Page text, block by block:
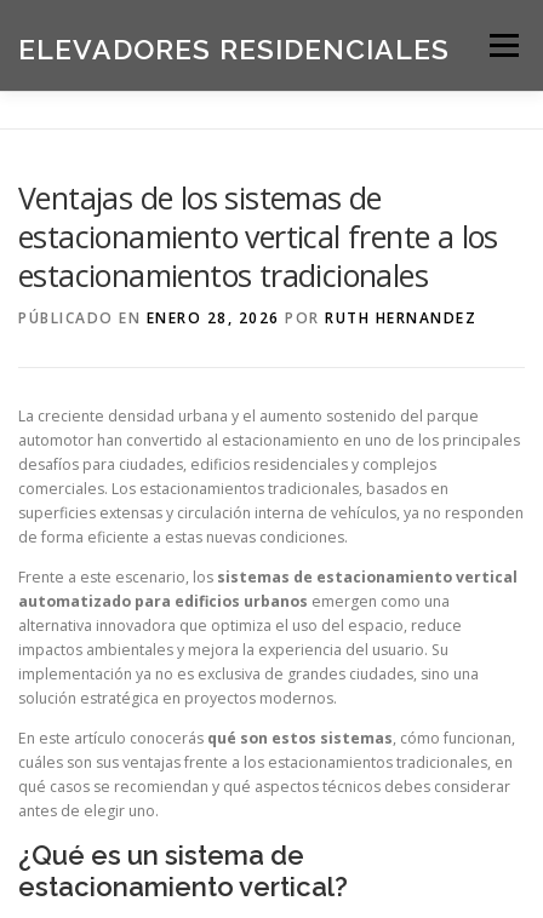
contenido
ELEVADORES RESIDENCIALES Menú
SOLICITE UNA COTIZACIÓN BLOG
ACERCA DE NOSOTROS
Ventajas de los sistemas de
estacionamiento vertical frente a los
estacionamientos tradicionales
PÚBLICADO EN ENERO 28, 2026 POR RUTH HERNANDEZ
La creciente densidad urbana y el aumento sostenido del parque
automotor han convertido al estacionamiento en uno de los principales
desafíos para ciudades, edificios residenciales y complejos
comerciales. Los estacionamientos tradicionales, basados en
superficies extensas y circulación interna de vehículos, ya no responden
de forma eficiente a estas nuevas condiciones.
Frente a este escenario, los sistemas de estacionamiento vertical
automatizado para edificios urbanos emergen como una
alternativa innovadora que optimiza el uso del espacio, reduce
impactos ambientales y mejora la experiencia del usuario. Su
implementación ya no es exclusiva de grandes ciudades, sino una
solución estratégica en proyectos modernos.
En este artículo conocerás qué son estos sistemas, cómo funcionan,
cuáles son sus ventajas frente a los estacionamientos tradicionales, en
qué casos se recomiendan y qué aspectos técnicos debes considerar
antes de elegir uno.
¿Qué es un sistema de
estacionamiento vertical?